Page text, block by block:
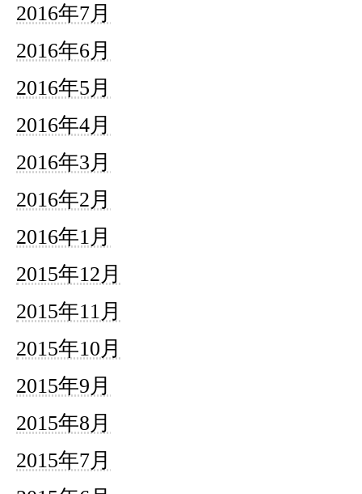
2016年7月
2016年6月
2016年5月
2016年4月
2016年3月
2016年2月
2016年1月
2015年12月
2015年11月
2015年10月
2015年9月
2015年8月
2015年7月